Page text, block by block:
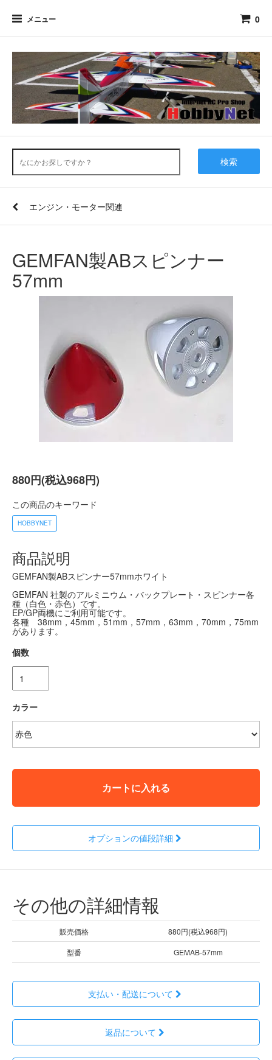
メニュー 0
検索
エンジン・モーター関連
GEMFAN製ABスピンナー
57mm
880円(税込968円)
この商品のキーワード
HOBBYNET
商品説明
GEMFAN製ABスピンナー57mmホワイト
GEMFAN 社製のアルミニウム・バックプレート・スピンナー各
種（白色・赤色）です。
EP/GP両機にご利用可能です。
各種 38mm，45mm，51mm，57mm，63mm，70mm，75mm
があります。
個数
カラー
カートに入れる
オプションの値段詳細
その他の詳細情報
販売価格
880円(税込968円)
型番
GEMAB-57mm
支払い・配送について
返品について